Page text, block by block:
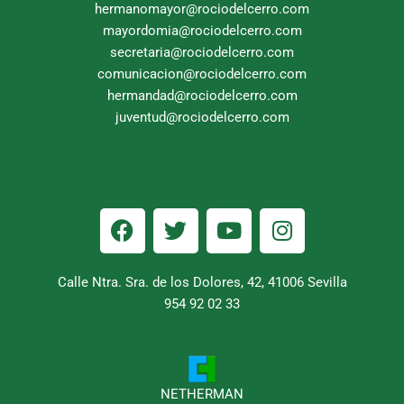
hermanomayor@rociodelcerro.com
mayordomia@rociodelcerro.com
secretaria@rociodelcerro.com
comunicacion@rociodelcerro.com
hermandad@rociodelcerro.com
juventud@rociodelcerro.com
F
a
e
T
w
t
t
Y
o
t
u
I
n
t
Calle Ntra. Sra. de los Dolores, 42, 41006 Sevilla
954 92 02 33
NETHERMAN